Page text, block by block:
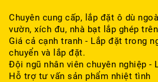
Chuyên cung cấp, lắp đặt ô dù
vườn, xích đu, nhà bạt lắp ghép
Giá cả cạnh tranh - Lắp đặt trong
chuyển và lắp đặt.
Đội ngũ nhân viên chuyên nghiệp -
Hỗ trợ tư vấn sản phẩm nhiệt tình